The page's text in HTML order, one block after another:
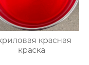
красная
краска